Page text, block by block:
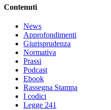
Contenuti
News
Approfondimenti
Giurisprudenza
Normativa
Prassi
Podcast
Ebook
Rassegna Stampa
I codici
Legge 241